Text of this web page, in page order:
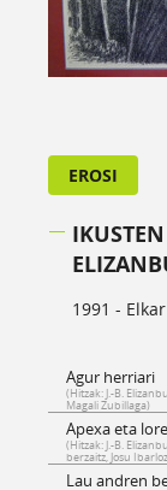
EROSI
1991 - Elkar
Agur herriari
(Hitzak: J.-B.
Magali Zubillaga)
Apexa eta
(Hitzak: J.-B.
berzaitz, Josu
Lau andren